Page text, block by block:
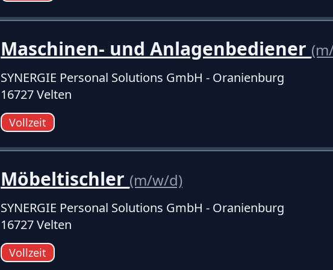
Maschinen- und Anlagenbediener
SYNERGIE Personal Solutions GmbH - Oranienburg
16727 Velten
Vollzeit
Möbeltischler (m/w/d)
SYNERGIE Personal Solutions GmbH - Oranienburg
16727 Velten
Vollzeit